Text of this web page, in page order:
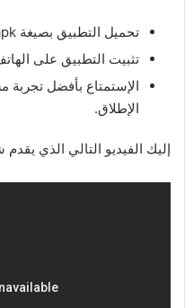
تحميل التطبيق بصيغة apk من الموقع الرسمي
تثبيت التطبيق على
الإستمتاع بأفضل تجربة
الإطلاق.
إليك الفيديو التالي الذي